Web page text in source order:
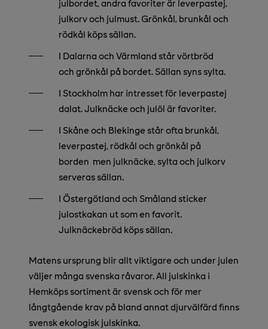
julbordet, andra favoriter är leverpastej,
julkorv och julmust. Grönkål, brunkål och
rödkål köps sällan.
I Dalarna och Värmland står vörtbröd
och grönkål på bordet. Sällan syns sylta.
I Stockholm har intresset för leverpastej
dalat. Julknäcke och julöl är favoriter.
I Skåne och Blekinge står ofta brunkål,
leverpastej, rödkål och grönkål på
borden men julknäcke, sylta och julkorv
serveras sällan.
I Östergötland och Småland sticker
julostkakan ut som en favorit.
Julknäckebröd köps sällan.
Matens ursprung blir allt viktigare och under julen
väljer många svenska råvaror. All julskinka i
Hemköps sortiment är svensk och för mer
långtgående krav på bland annat djurvälfärd finns
svensk ekologisk julskinka.